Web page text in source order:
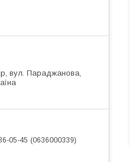
вул. Параджанова,
05-45
0636000339